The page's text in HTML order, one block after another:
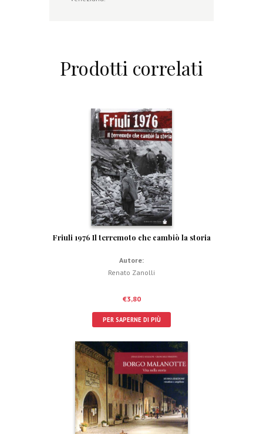
Prodotti correlati
Friuli 1976 Il terremoto che cambiò la storia
Autore:
Renato Zanolli
€3,80
PER SAPERNE DI PIÙ